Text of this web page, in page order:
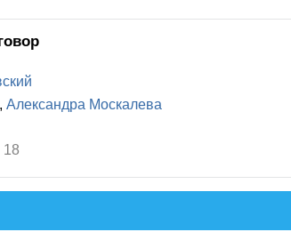
, Александра Москалева
18